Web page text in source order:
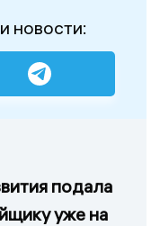
новости:
подала
уже на